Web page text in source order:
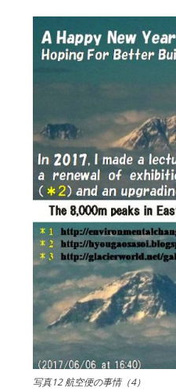
写真12 航空便の事情（4）